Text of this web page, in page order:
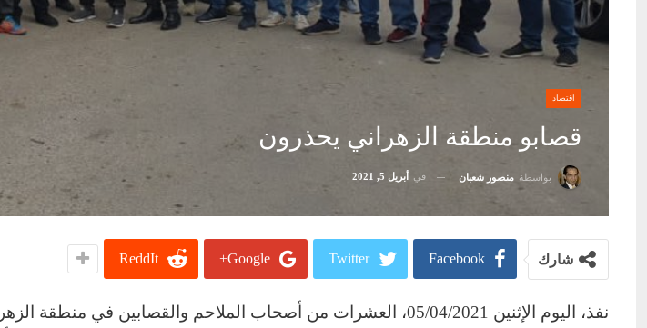
اقتصاد
قصابو منطقة الزهراني يحذرون
بواسطة منصور شعبان في أبريل 5, 2021
شارك Facebook
Twitter
Google+
ReddIt
نفذ، اليوم الإثنين 05/04/2021، العشرات من أصحاب الملاحم والقصابين في